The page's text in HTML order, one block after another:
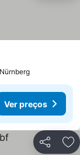
Ver preços
Partilhar